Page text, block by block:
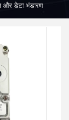
और डेटा भंडारण